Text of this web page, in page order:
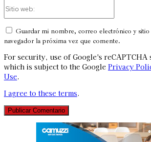
Guardar mi nombre, correo electrónico y sitio
navegador la próxima vez que comente.
For security, use of Google's
which is subject to the Google Privacy
Use.
I agree to these terms.